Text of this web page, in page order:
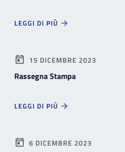
LEGGI DI PIÙ
15 DICEMBRE 2023
Rassegna Stampa
LEGGI DI PIÙ
6 DICEMBRE 2023